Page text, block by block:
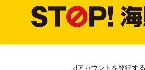
dアカウントを発行する